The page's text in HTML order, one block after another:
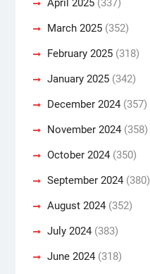
March 2025(352)
February 2025(318)
January 2025(342)
December 2024(357)
November 2024(358)
October 2024(350)
September 2024(380)
August 2024(352)
July 2024(383)
June 2024(318)